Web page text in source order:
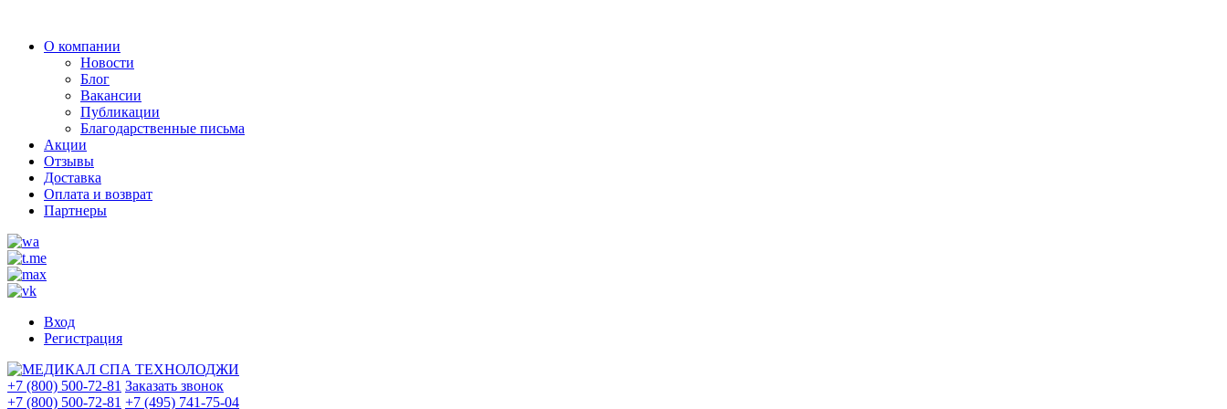
О компании
Новости
Блог
Вакансии
Публикации
Благодарственные письма
Акции
Отзывы
Доставка
Оплата и возврат
Партнеры
Вход
Регистрация
+7 (800) 500-72-81 Заказать звонок
+7 (800) 500-72-81 +7 (495) 741-75-04